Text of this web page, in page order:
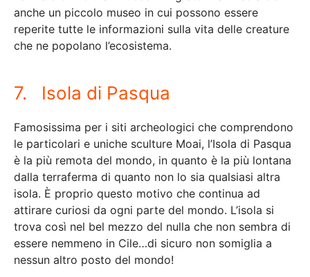
anche un piccolo museo in cui possono essere
reperite tutte le informazioni sulla vita delle creature
che ne popolano l’ecosistema.
7. Isola di Pasqua
Famosissima per i siti archeologici che comprendono
le particolari e uniche sculture Moai, l’Isola di Pasqua
è la più remota del mondo, in quanto è la più lontana
dalla terraferma di quanto non lo sia qualsiasi altra
isola. È proprio questo motivo che continua ad
attirare curiosi da ogni parte del mondo. L’isola si
trova così nel bel mezzo del nulla che non sembra di
essere nemmeno in Cile…di sicuro non somiglia a
nessun altro posto del mondo!